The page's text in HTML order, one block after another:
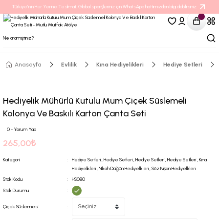
Türkiye’nin Her Yerine Teslimat. Global siparişleriniz için WhatsApp hattımızdan bilgi alabilirsiniz.
Anasayfa Evlilik Kına Hediyelikleri Hediye Setleri
Hediyelik Mühürlü Kutulu Mum Çiçek Süslemeli
Kolonya Ve Baskılı Karton Çanta Seti
0 - Yorum Yap
265,00₺
Kategori Hediye Setleri,Hediye Setleri,Hediye Setleri,Hediye Setleri,Kına
Hediyelikleri,Nikah Düğün Hediyelikleri,Söz Nişan Hediyelikleri
Stok Kodu
HS080
Stok Durumu
Çiçek Süslemesi